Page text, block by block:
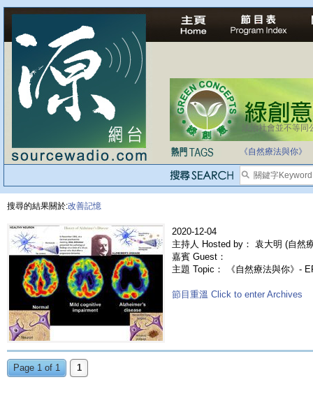
法治社會並不等同
《自然療法與你》
搜尋的結果關於:改善記憶
2020-12-04
主持人 Hosted by： 袁大明 (自然
嘉賓 Guest：
主題 Topic： 《自然療法與你》-
節目重溫 Click to enter Archives
Page 1 of 1 1